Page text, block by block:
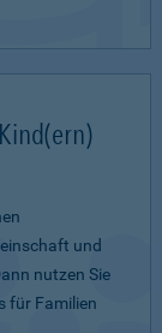
und
nutzen Sie
für Familien